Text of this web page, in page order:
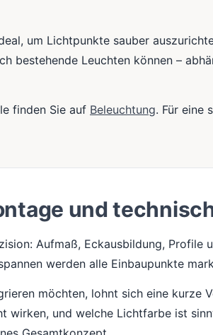
um Lichtpunkte sauber
bestehende Leuchten können –
finden Sie auf Beleuchtung. Für eine
und
Aufmaß, Eckausbildung, Profile
werden alle Einbaupunkte
möchten, lohnt sich eine kurze
wirken, und welche Lichtfarbe ist